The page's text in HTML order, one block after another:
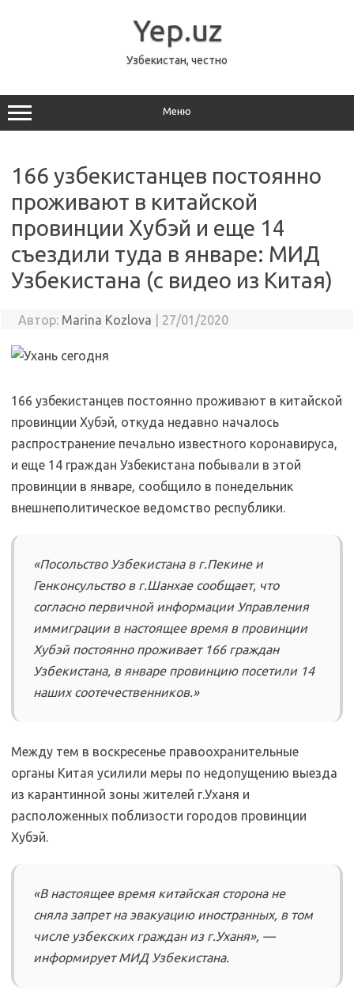
Yep.uz
Узбекистан, честно
Меню
166 узбекистанцев постоянно
проживают в китайской
провинции Хубэй и еще 14
съездили туда в январе: МИД
Узбекистана (с видео из Китая)
Автор: Marina Kozlova 27/01/2020
166 узбекистанцев постоянно проживают в китайской
провинции Хубэй, откуда недавно началось
распространение печально известного коронавируса,
и еще 14 граждан Узбекистана побывали в этой
провинции в январе, сообщило в понедельник
внешнеполитическое ведомство республики.
«Посольство Узбекистана в г.Пекине и
Генконсульство в г.Шанхае сообщает, что
согласно первичной информации Управления
иммиграции в настоящее время в провинции
Хубэй постоянно проживает 166 граждан
Узбекистана, в январе провинцию посетили 14
наших соотечественников.»
Между тем в воскресенье правоохранительные
органы Китая усилили меры по недопущению выезда
из карантинной зоны жителей г.Уханя и
расположенных поблизости городов провинции
Хубэй.
«В настоящее время китайская сторона не
сняла запрет на эвакуацию иностранных, в том
числе узбекских граждан из г.Уханя», —
информирует МИД Узбекистана.